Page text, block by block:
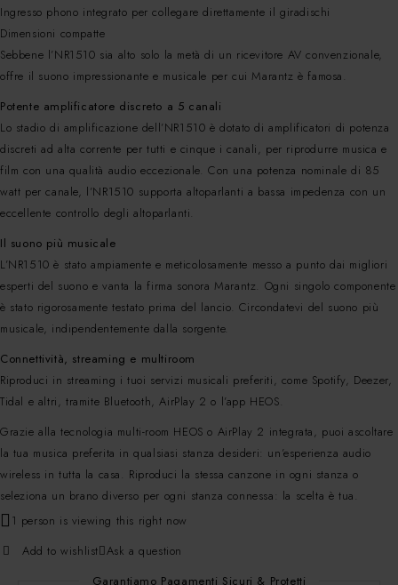
Ingresso phono integrato per collegare direttamente il giradischi
Dimensioni compatte
Sebbene l’NR1510 sia alto solo la metà di un ricevitore AV convenzionale,
offre il suono impressionante e musicale per cui Marantz è famosa.
Potente amplificatore discreto a 5 canali
Lo stadio di amplificazione dell’NR1510 è dotato di amplificatori di potenza
discreti ad alta corrente per tutti e cinque i canali, per riprodurre musica e
film con una qualità audio eccezionale. Con una potenza nominale di 85
watt per canale, l’NR1510 supporta altoparlanti a bassa impedenza con un
eccellente controllo degli altoparlanti.
Il suono più musicale
L’NR1510 è stato ampiamente e meticolosamente messo a punto dai migliori
esperti del suono e vanta la firma sonora Marantz. Ogni singolo componente
è stato rigorosamente testato prima del lancio. Circondatevi del suono più
musicale, indipendentemente dalla sorgente.
Connettività, streaming e multiroom
Riproduci in streaming i tuoi servizi musicali preferiti, come Spotify, Deezer,
Tidal e altri, tramite Bluetooth, AirPlay 2 o l’app HEOS.
Grazie alla tecnologia multi-room HEOS o AirPlay 2 integrata, puoi ascoltare
la tua musica preferita in qualsiasi stanza desideri: un’esperienza audio
wireless in tutta la casa. Riproduci la stessa canzone in ogni stanza o
seleziona un brano diverso per ogni stanza connessa: la scelta è tua.
1 person is viewing this right now
Add to wishlist Ask a question
Garantiamo Pagamenti Sicuri & Protetti